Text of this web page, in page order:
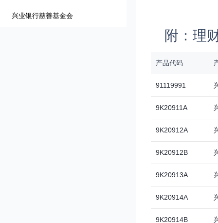
兴业银行慈善基金会
附：理
产品代码
91119991
9K20911A
9K20912A
9K20912B
9K20913A
9K20914A
9K20914B